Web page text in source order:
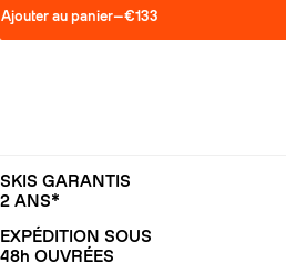
Ajouter au panier—€133
SKIS GARANTIS
2 ANS*
EXPÉDITION SOUS
48h OUVRÉES